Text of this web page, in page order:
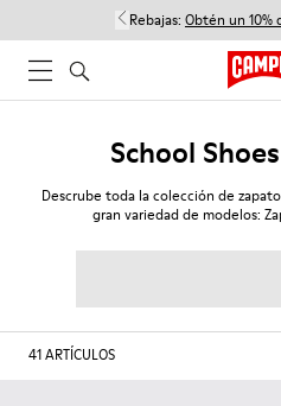
Rebajas: Obtén un
School
Descrube toda la colección de
gran variedad de modelos:
41ARTÍCULOS